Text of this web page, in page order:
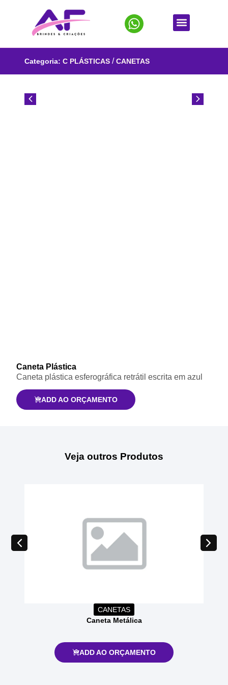
Categoria: C PLÁSTICAS /CANETAS
Caneta Plástica
Caneta plástica esferográfica retrátil escrita em azul
ADD AO ORÇAMENTO
Veja outros Produtos
CANETAS
Caneta Metálica
ADD AO ORÇAMENTO